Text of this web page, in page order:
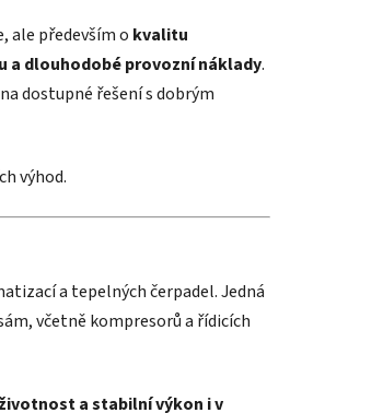
ale především o kvalitu
dlouhodobé provozní náklady.
dostupné řešení s dobrým
výhod.
a tepelných čerpadel. Jedná
včetně kompresorů a řídicích
a stabilní výkon i v